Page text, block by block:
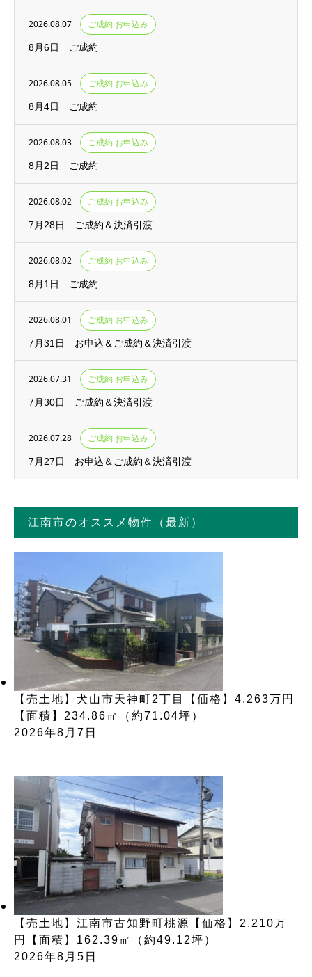
2026.08.07 ご成約 お申込み
8月6日 ご成約
2026.08.05 ご成約 お申込み
8月4日 ご成約
2026.08.03 ご成約 お申込み
8月2日 ご成約
2026.08.02 ご成約 お申込み
7月28日 ご成約＆決済引渡
2026.08.02 ご成約 お申込み
8月1日 ご成約
2026.08.01 ご成約 お申込み
7月31日 お申込＆ご成約＆決済引渡
2026.07.31 ご成約 お申込み
7月30日 ご成約＆決済引渡
2026.07.28 ご成約 お申込み
7月27日 お申込＆ご成約＆決済引渡
江南市のオススメ物件（最新）
【売土地】犬山市天神町2丁目【価格】4,263万円
【面積】234.86㎡（約71.04坪）
2026年8月7日
【売土地】江南市古知野町桃源【価格】2,210万
円【面積】162.39㎡（約49.12坪）
2026年8月5日